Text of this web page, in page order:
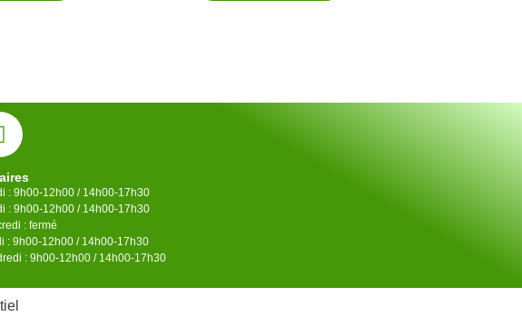
: 9h00-12h00 / 14h00-17h30
: 9h00-12h00 / 14h00-17h30
: fermé
: 9h00-12h00 / 14h00-17h30
: 9h00-12h00 / 14h00-17h30